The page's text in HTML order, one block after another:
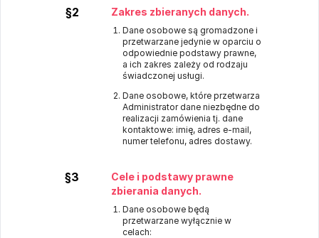
§2 Zakres zbieranych danych.
Dane osobowe są gromadzone i
przetwarzane jedynie w oparciu o
odpowiednie podstawy prawne,
a ich zakres zależy od rodzaju
świadczonej usługi.
Dane osobowe, które przetwarza
Administrator dane niezbędne do
realizacji zamówienia tj. dane
kontaktowe: imię, adres e-mail,
numer telefonu, adres dostawy.
§3
Cele i podstawy prawne
zbierania danych.
Dane osobowe będą
przetwarzane wyłącznie w
celach: